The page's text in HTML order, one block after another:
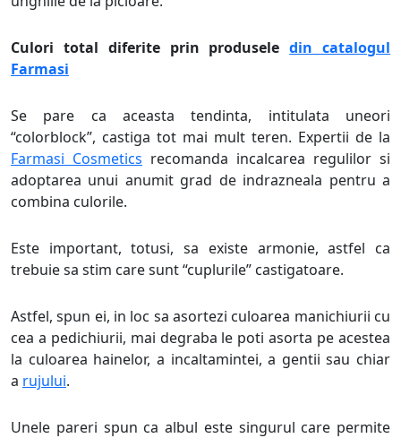
Culori total diferite prin produseledin catalogul
Farmasi
Se pare ca aceasta tendinta, intitulata uneori
“colorblock”, castiga tot mai mult teren. Expertii de la
Farmasi Cosmetics recomanda incalcarea regulilor si
adoptarea unui anumit grad de indrazneala pentru a
combina culorile.
Este important, totusi, sa existe armonie, astfel ca
trebuie sa stim care sunt “cuplurile” castigatoare.
Astfel, spun ei, in loc sa asortezi culoarea manichiurii cu
cea a pedichiurii, mai degraba le poti asorta pe acestea
la culoarea hainelor, a incaltamintei, a gentii sau chiar
a rujului.
Unele pareri spun ca albul este singurul care permite